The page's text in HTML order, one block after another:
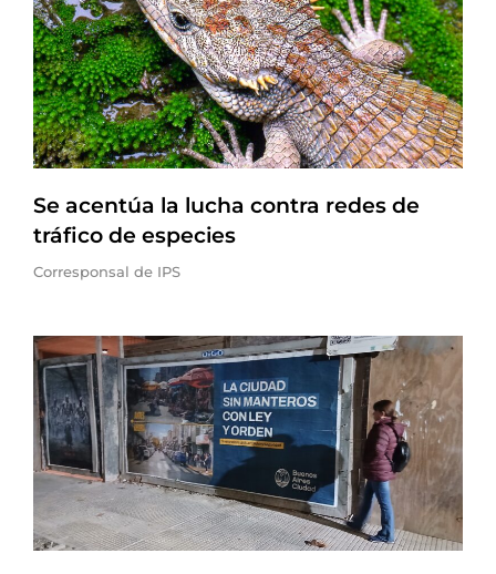
Se acentúa la lucha contra redes de
tráfico de especies
Corresponsal de IPS